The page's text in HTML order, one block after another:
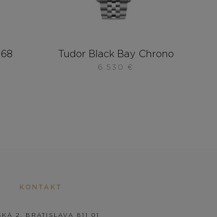
Tudor Black Bay Chrono
6.530 €
KONTAKT
2, BRATISLAVA 811 01